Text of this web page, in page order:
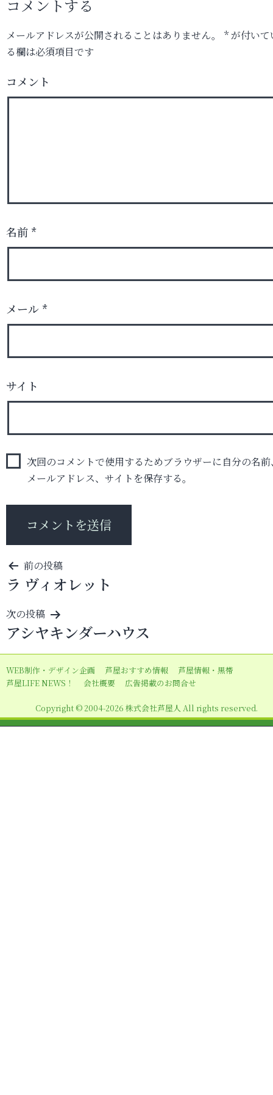
コメントする
メールアドレスが公開されることはありません。 *が付いて
る欄は必須項目です
コメント
名前 *
メール *
サイト
次回のコメントで使用するためブラウザーに自分の名前
メールアドレス、サイトを保存する。
投
稿
ナ
ビ
ゲ
ー
シ
ン
前の投稿
ラ ヴィオレット
次の投稿
アシヤキンダーハウス
WEB制作・デザイン企画 芦屋おすすめ情報
芦屋情報・黒帯
芦屋LIFE NEWS！
会社概要 広告掲載のお問合せ
Copyright © 2004-2026 株式会社芦屋人 All rights reserved.